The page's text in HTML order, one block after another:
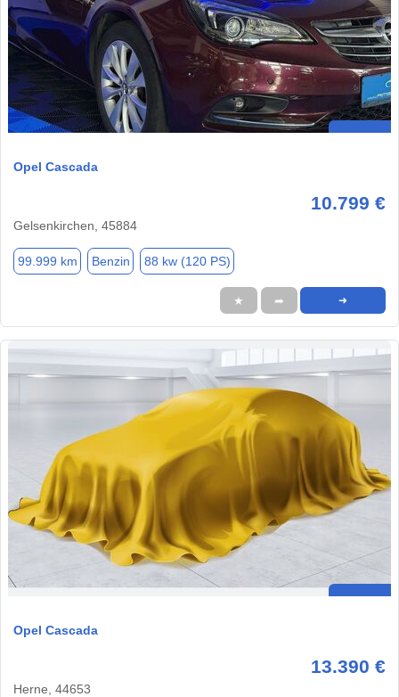
Opel Cascada
10.799 €
Gelsenkirchen, 45884
99.999 km Benzin 88 kw (120 PS)
★ ➦ ➜
Opel Cascada
13.390 €
Herne, 44653